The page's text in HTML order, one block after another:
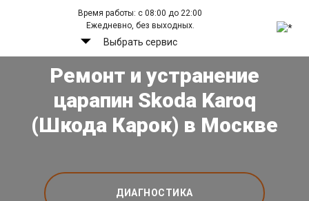
Время работы: с 08:00 до 22:00
Ежедневно, без выходных.
Выбрать сервис
Ремонт и устранение
царапин Skoda Karoq
(Шкода Карок) в Москве
ДИАГНОСТИКА